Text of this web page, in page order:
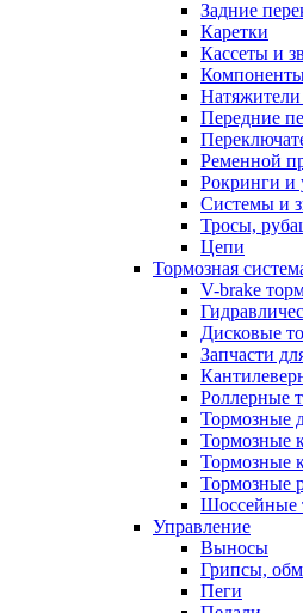
Задние
Каретки
Кассеты и
Передние
Ременной
Рокринги и
Системы и
Тросы,
Цепи
Тормозная
V-brake
Дисковые
Запчасти
Роллерные
Тормозные
Тормозные
Тормозные
Тормозные
Шоссейные
Управление
Выносы
Грипсы,
Пеги